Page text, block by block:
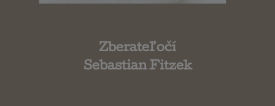
Zberateľ očí
Sebastian Fitzek